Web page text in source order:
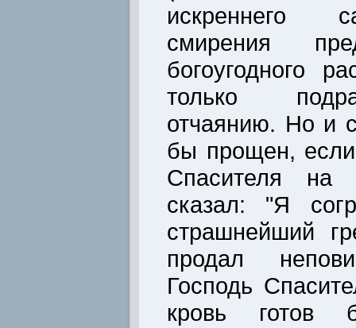
искреннего
смирения
богоугодного
только
отчаянию. Но и
бы прощен,
Спасителя на
сказал: "Я
страшнейший
продал
Господь
кровь готов